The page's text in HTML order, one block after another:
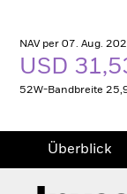
NAV per 07. Aug.
USD
52W-Bandbreite
Überblick